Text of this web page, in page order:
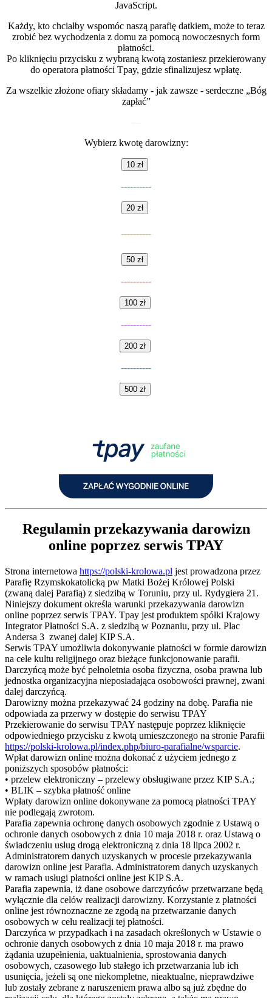
JavaScript.
Każdy, kto chciałby wspomóc naszą parafię datkiem, może to teraz
zrobić bez wychodzenia z domu za pomocą nowoczesnych form
płatności.
Po kliknięciu przycisku z wybraną kwotą zostaniesz przekierowany
do operatora płatności Tpay, gdzie sfinalizujesz wpłatę.
Za wszelkie złożone ofiary składamy - jak zawsze - serdeczne „Bóg
zapłać”
Wybierz kwotę darowizny:
10 zł
----------
20 zł
----------
50 zł
----------
100 zł
----------
200 zł
----------
500 zł
Regulamin przekazywania darowizn
online poprzez serwis TPAY
Strona internetowa https://polski-krolowa.pl jest prowadzona przez
Parafię Rzymskokatolicką pw Matki Bożej Królowej Polski
(zwaną dalej Parafią) z siedzibą w Toruniu, przy ul. Rydygiera 21.
Niniejszy dokument określa warunki przekazywania darowizn
online poprzez serwis TPAY. Tpay jest produktem spółki Krajowy
Integrator Płatności S.A. z siedzibą w Poznaniu, przy ul. Plac
Andersa 3 zwanej dalej KIP S.A.
Serwis TPAY umożliwia dokonywanie płatności w formie darowizn
na cele kultu religijnego oraz bieżące funkcjonowanie parafii.
Darczyńcą może być pełnoletnia osoba fizyczna, osoba prawna lub
jednostka organizacyjna nieposiadająca osobowości prawnej, zwani
dalej darczyńcą.
Darowizny można przekazywać 24 godziny na dobę. Parafia nie
odpowiada za przerwy w dostępie do serwisu TPAY
Przekierowanie do serwisu TPAY następuje poprzez kliknięcie
odpowiedniego przycisku z kwotą umieszczonego na stronie Parafii
https://polski-krolowa.pl/index.php/biuro-parafialne/wsparcie.
Wpłat darowizn online można dokonać z użyciem jednego z
poniższych sposobów płatności:
• przelew elektroniczny – przelewy obsługiwane przez KIP S.A.;
• BLIK – szybka płatność online
Wpłaty darowizn online dokonywane za pomocą płatności TPAY
nie podlegają zwrotom.
Parafia zapewnia ochronę danych osobowych zgodnie z Ustawą o
ochronie danych osobowych z dnia 10 maja 2018 r. oraz Ustawą o
świadczeniu usług drogą elektroniczną z dnia 18 lipca 2002 r.
Administratorem danych uzyskanych w procesie przekazywania
darowizn online jest Parafia. Administratorem danych uzyskanych
w ramach usługi płatności online jest KIP S.A.
Parafia zapewnia, iż dane osobowe darczyńców przetwarzane będą
wyłącznie dla celów realizacji darowizny. Korzystanie z płatności
online jest równoznaczne ze zgodą na przetwarzanie danych
osobowych w celu realizacji tej płatności.
Darczyńca w przypadkach i na zasadach określonych w Ustawie o
ochronie danych osobowych z dnia 10 maja 2018 r. ma prawo
żądania uzupełnienia, uaktualnienia, sprostowania danych
osobowych, czasowego lub stałego ich przetwarzania lub ich
usunięcia, jeżeli są one niekompletne, nieaktualne, nieprawdziwe
lub zostały zebrane z naruszeniem prawa albo są już zbędne do